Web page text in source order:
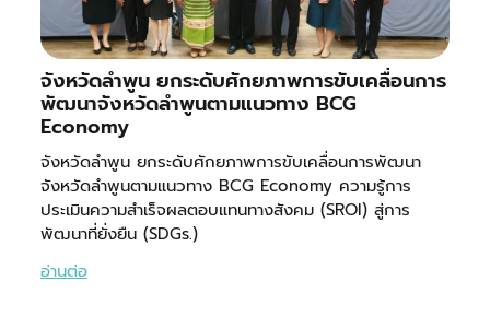
จังหวัดลำพูน ยกระดับศักยภาพการขับเคลื่อนการ
พัฒนาจังหวัดลำพูนตามแนวทาง BCG
Economy
จังหวัดลำพูน ยกระดับศักยภาพการขับเคลื่อนการพัฒนา
จังหวัดลำพูนตามแนวทาง BCG Economy ความรู้การ
ประเมินความสำเร็จผลตอบแทนทางสังคม (SROI) สู่การ
พัฒนาที่ยั่งยืน (SDGs.)
อ่านต่อ